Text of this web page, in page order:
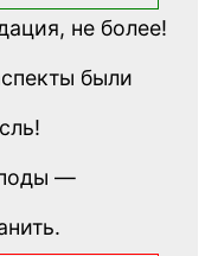
не более!
были
—